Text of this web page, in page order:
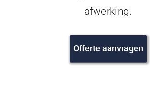
afwerking.
Offerte aanvragen